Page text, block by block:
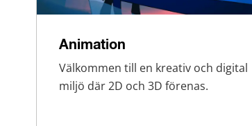
Animation
Välkommen till en kreativ och digital
miljö där 2D och 3D förenas.